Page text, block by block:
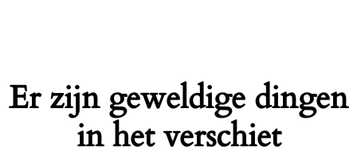
Er zijn geweldige dingen
in het verschiet